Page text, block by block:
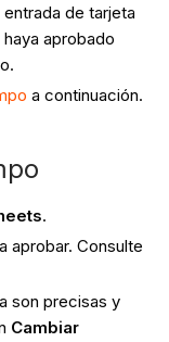
de tarjeta
aprobado
a continuación.
.
aprobar. Consulte
son precisas y
Cambiar